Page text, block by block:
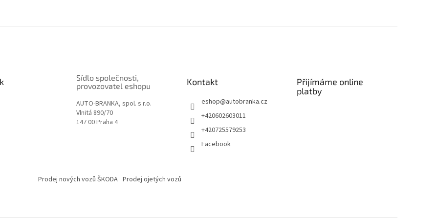
Sídlo společnosti,
provozovatel eshopu
AUTO-BRANKA, spol. s r.o.
Vlnitá 890/70
147 00 Praha 4
Kontakt
eshop@autobranka.cz
+420602603011
+420725579253
Facebook
Přijímáme online
platby
Prodej nových vozů ŠKODA Prodej ojetých vozů